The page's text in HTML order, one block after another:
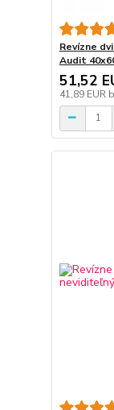
Revízne
Audit
51,52
41,89 EUR